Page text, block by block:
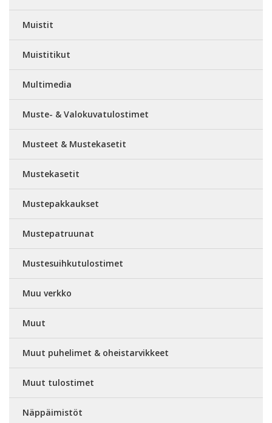
Muistit
Muistitikut
Multimedia
Muste- & Valokuvatulostimet
Musteet & Mustekasetit
Mustekasetit
Mustepakkaukset
Mustepatruunat
Mustesuihkutulostimet
Muu verkko
Muut
Muut puhelimet & oheistarvikkeet
Muut tulostimet
Näppäimistöt